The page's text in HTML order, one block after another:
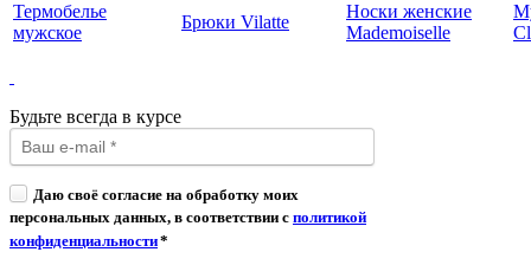
Термобелье
мужское
Брюки Vilatte
Носки женские
Mademoiselle
Будьте всегда в курсе
Даю своё согласие на обработку моих
персональных данных, в соответствии с политикой
конфиденциальности*